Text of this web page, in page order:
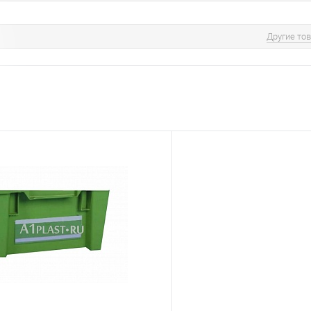
Другие